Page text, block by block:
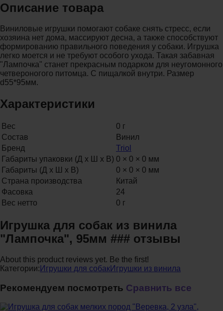
Описание товара
Виниловые игрушки помогают собаке снять стресс, если
хозяина нет дома, массируют десна, а также способствуют
формированию правильного поведения у собаки. Игрушка
легко моется и не требуют особого ухода. Такая забавная
"Лампочка" станет прекрасным подарком для неугомонного
четвероногого питомца. С пищалкой внутри. Размер
d55*95мм.
Характеристики
Вес
0 г
Состав
Винил
Бренд
Triol
Габариты упаковки (Д х Ш х В) 0 × 0 × 0 мм
Габариты (Д х Ш х В)
0 × 0 × 0 мм
Страна производства
Китай
Фасовка
24
Вес нетто
0 г
Игрушка для собак из винила
"Лампочка", 95мм ### отзывы
About this product reviews yet. Be the first!
Категории: Игрушки для собакИгрушки из винила
Рекомендуем посмотреть Сравнить все